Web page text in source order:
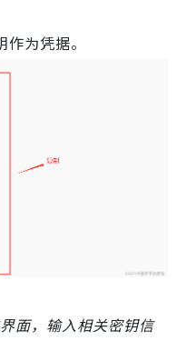
为凭据。
面，输入相关密钥信